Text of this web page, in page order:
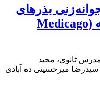
بذرهای
ده اکوتیپ یونجه چند ساله (Medicago
ثانوی، مجید
سیدرضا میرحسینی ده آبادی